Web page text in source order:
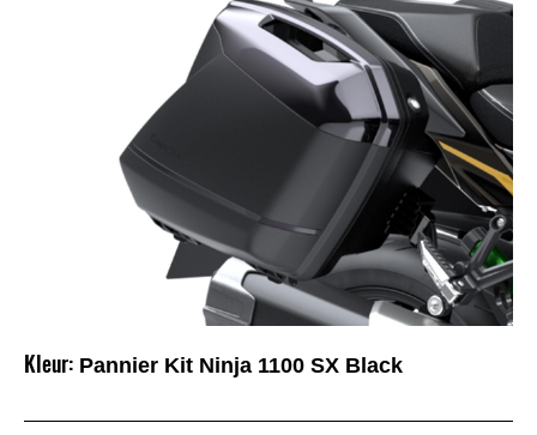
Kleur: Pannier Kit Ninja 1100 SX Black